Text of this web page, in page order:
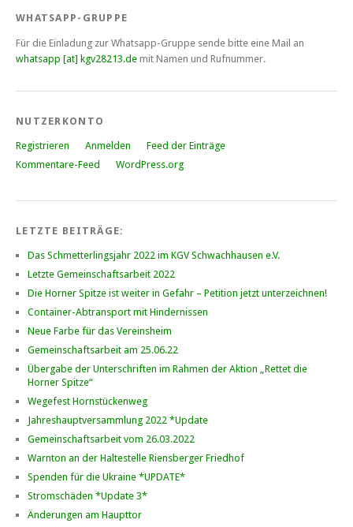
WHATSAPP-GRUPPE
Für die Einladung zur Whatsapp-Gruppe sende bitte eine Mail an
whatsapp [at] kgv28213.de mit Namen und Rufnummer.
NUTZERKONTO
Registrieren Anmelden
Feed der Einträge
Kommentare-Feed
WordPress.org
LETZTE BEITRÄGE:
Das Schmetterlingsjahr 2022 im KGV Schwachhausen e.V.
Letzte Gemeinschaftsarbeit 2022
Die Horner Spitze ist weiter in Gefahr – Petition jetzt unterzeichnen!
Container-Abtransport mit Hindernissen
Neue Farbe für das Vereinsheim
Gemeinschaftsarbeit am 25.06.22
Übergabe der Unterschriften im Rahmen der Aktion „Rettet die
Horner Spitze“
Wegefest Hornstückenweg
Jahreshauptversammlung 2022 *Update
Gemeinschaftsarbeit vom 26.03.2022
Warnton an der Haltestelle Riensberger Friedhof
Spenden für die Ukraine *UPDATE*
Stromschäden *Update 3*
Änderungen am Haupttor